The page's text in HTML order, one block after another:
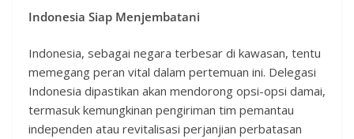
Indonesia Siap Menjembatani
Indonesia, sebagai negara terbesar di kawasan, tentu
memegang peran vital dalam pertemuan ini. Delegasi
Indonesia dipastikan akan mendorong opsi-opsi damai,
termasuk kemungkinan pengiriman tim pemantau
independen atau revitalisasi perjanjian perbatasan